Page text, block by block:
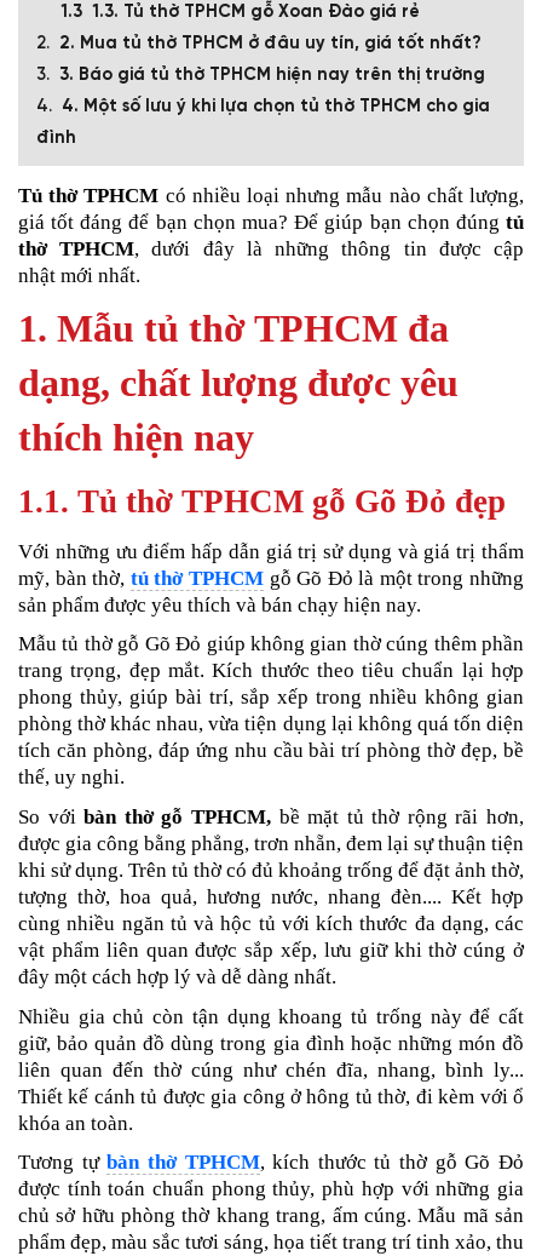
1.3. Tủ thờ TPHCM gỗ Xoan Đào giá rẻ
2. Mua tủ thờ TPHCM ở đâu uy tín, giá tốt nhất?
3. Báo giá tủ thờ TPHCM hiện nay trên thị trường
4. Một số lưu ý khi lựa chọn tủ thờ TPHCM cho gia
đình
Tủ thờ TPHCM có nhiều loại nhưng mẫu nào chất lượng,
giá tốt đáng để bạn chọn mua? Để giúp bạn chọn đúng tủ
thờ TPHCM, dưới đây là những thông tin được cập
nhật mới nhất.
1. Mẫu tủ thờ TPHCM đa
dạng, chất lượng được yêu
thích hiện nay
1.1. Tủ thờ TPHCM gỗ Gõ Đỏ đẹp
Với những ưu điểm hấp dẫn giá trị sử dụng và giá trị thẩm
mỹ, bàn thờ, tủ thờ TPHCMgỗ Gõ Đỏ là một trong những
sản phẩm được yêu thích và bán chạy hiện nay.
Mẫu tủ thờ gỗ Gõ Đỏ giúp không gian thờ cúng thêm phần
trang trọng, đẹp mắt. Kích thước theo tiêu chuẩn lại hợp
phong thủy, giúp bài trí, sắp xếp trong nhiều không gian
phòng thờ khác nhau, vừa tiện dụng lại không quá tốn diện
tích căn phòng, đáp ứng nhu cầu bài trí phòng thờ đẹp, bề
thế, uy nghi.
So vớibàn thờ gỗ TPHCM, bề mặt tủ thờ rộng rãi hơn,
được gia công bằng phẳng, trơn nhẵn, đem lại sự thuận tiện
khi sử dụng. Trên tủ thờ có đủ khoảng trống để đặt ảnh thờ,
tượng thờ, hoa quả, hương nước, nhang đèn.... Kết hợp
cùng nhiều ngăn tủ và hộc tủ với kích thước đa dạng, các
vật phẩm liên quan được sắp xếp, lưu giữ khi thờ cúng ở
đây một cách hợp lý và dễ dàng nhất.
Nhiều gia chủ còn tận dụng khoang tủ trống này để cất
giữ, bảo quản đồ dùng trong gia đình hoặc những món đồ
liên quan đến thờ cúng như chén đĩa, nhang, bình ly...
Thiết kế cánh tủ được gia công ở hông tủ thờ, đi kèm với ổ
khóa an toàn.
Tương tựbàn thờ TPHCM, kích thước tủ thờ gỗ Gõ Đỏ
được tính toán chuẩn phong thủy, phù hợp với những gia
chủ sở hữu phòng thờ khang trang, ấm cúng. Mẫu mã sản
phẩm đẹp, màu sắc tươi sáng, họa tiết trang trí tinh xảo, thu